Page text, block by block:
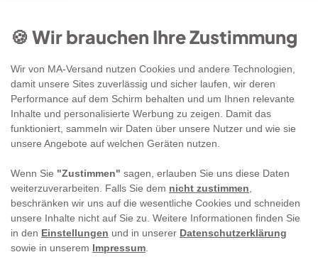
🍪 Wir brauchen Ihre Zustimmung
Wir von MA-Versand nutzen Cookies und andere Technologien,
damit unsere Sites zuverlässig und sicher laufen, wir deren
Performance auf dem Schirm behalten und um Ihnen relevante
Inhalte und personalisierte Werbung zu zeigen. Damit das
funktioniert, sammeln wir Daten über unsere Nutzer und wie sie
unsere Angebote auf welchen Geräten nutzen.
Wenn Sie "Zustimmen" sagen, erlauben Sie uns diese Daten
weiterzuverarbeiten. Falls Sie dem nicht zustimmen
beschränken wir uns auf die wesentliche Cookies und schneiden
unsere Inhalte nicht auf Sie zu. Weitere Informationen finden Sie
in den Einstellungen und in unserer Datenschutzerklärung
sowie in unserem Impressum